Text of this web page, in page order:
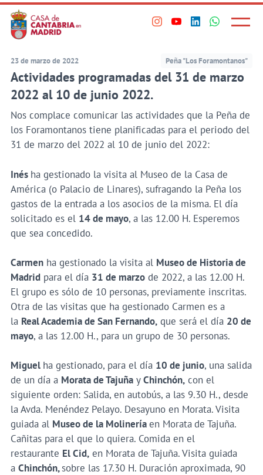
Saltar
al
contenido
principal
Visita
perfil
en
Visita
perfil
en
Visita
perfil
en
Visita
perfil
Principal
Menú
23 de marzo de 2022 Peña "Los Foramontanos"
Actividades programadas del 31 de marzo
2022 al 10 de junio 2022.
Nos complace comunicar las actividades que la Peña de
los Foramontanos tiene planificadas para el periodo del
31 de marzo del 2022 al 10 de junio del 2022:
Inés ha gestionado la visita al Museo de la Casa de
América (o Palacio de Linares), sufragando la Peña los
gastos de la entrada a los asocios de la misma. El día
solicitado es el 14 de mayo, a las 12.00 H. Esperemos
que sea concedido.
Carmenha gestionado la visita al Museo de Historia de
Madridpara el día 31 de marzode 2022, a las 12.00 H.
El grupo es sólo de 10 personas, previamente inscritas.
Otra de las visitas que ha gestionado Carmen es a
la Real Academia de San Fernando,que será el día 20 de
mayo, a las 12.00 H., para un grupo de 30 personas.
Miguel ha gestionado, para el día 10 de junio, una salida
de un día a Morata de TajuñayChinchón,con el
siguiente orden: Salida, en autobús, a las 9.30 H., desde
la Avda. Menéndez Pelayo. Desayuno en Morata. Visita
guiada al Museo de la Molineríaen Moratade Tajuña.
Cañitas para el que lo quiera. Comida en el
restaurante El Cid,en Morata de Tajuña. Visita guiada
a Chinchón,sobre las 17.30 H. Duración aproximada, 90